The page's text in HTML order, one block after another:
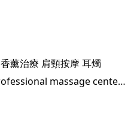
香薰治療 肩頸按摩耳燭
Summer Thai is a modern professional massage center for those looking to relax and soothe after a long day. A wide range of treatments available